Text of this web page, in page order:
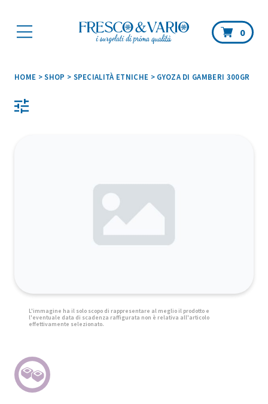
0
HOME >SHOP > SPECIALITÀ ETNICHE > GYOZA DI GAMBERI 300GR